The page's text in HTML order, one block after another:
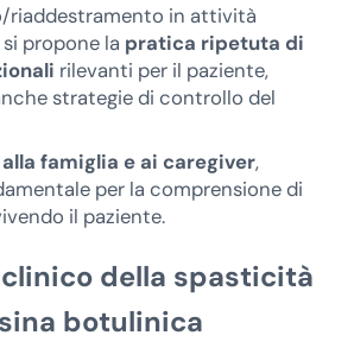
riaddestramento in attività
propone la pratica ripetuta di
rilevanti per il paziente,
strategie di controllo del
famiglia e ai caregiver,
per la comprensione di
il paziente.
della spasticità
botulinica